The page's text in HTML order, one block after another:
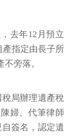
去年12月預立
產指定由長子所
旁落。
局辦理遺產稅
婦、代筆律師
簽名，認定遺